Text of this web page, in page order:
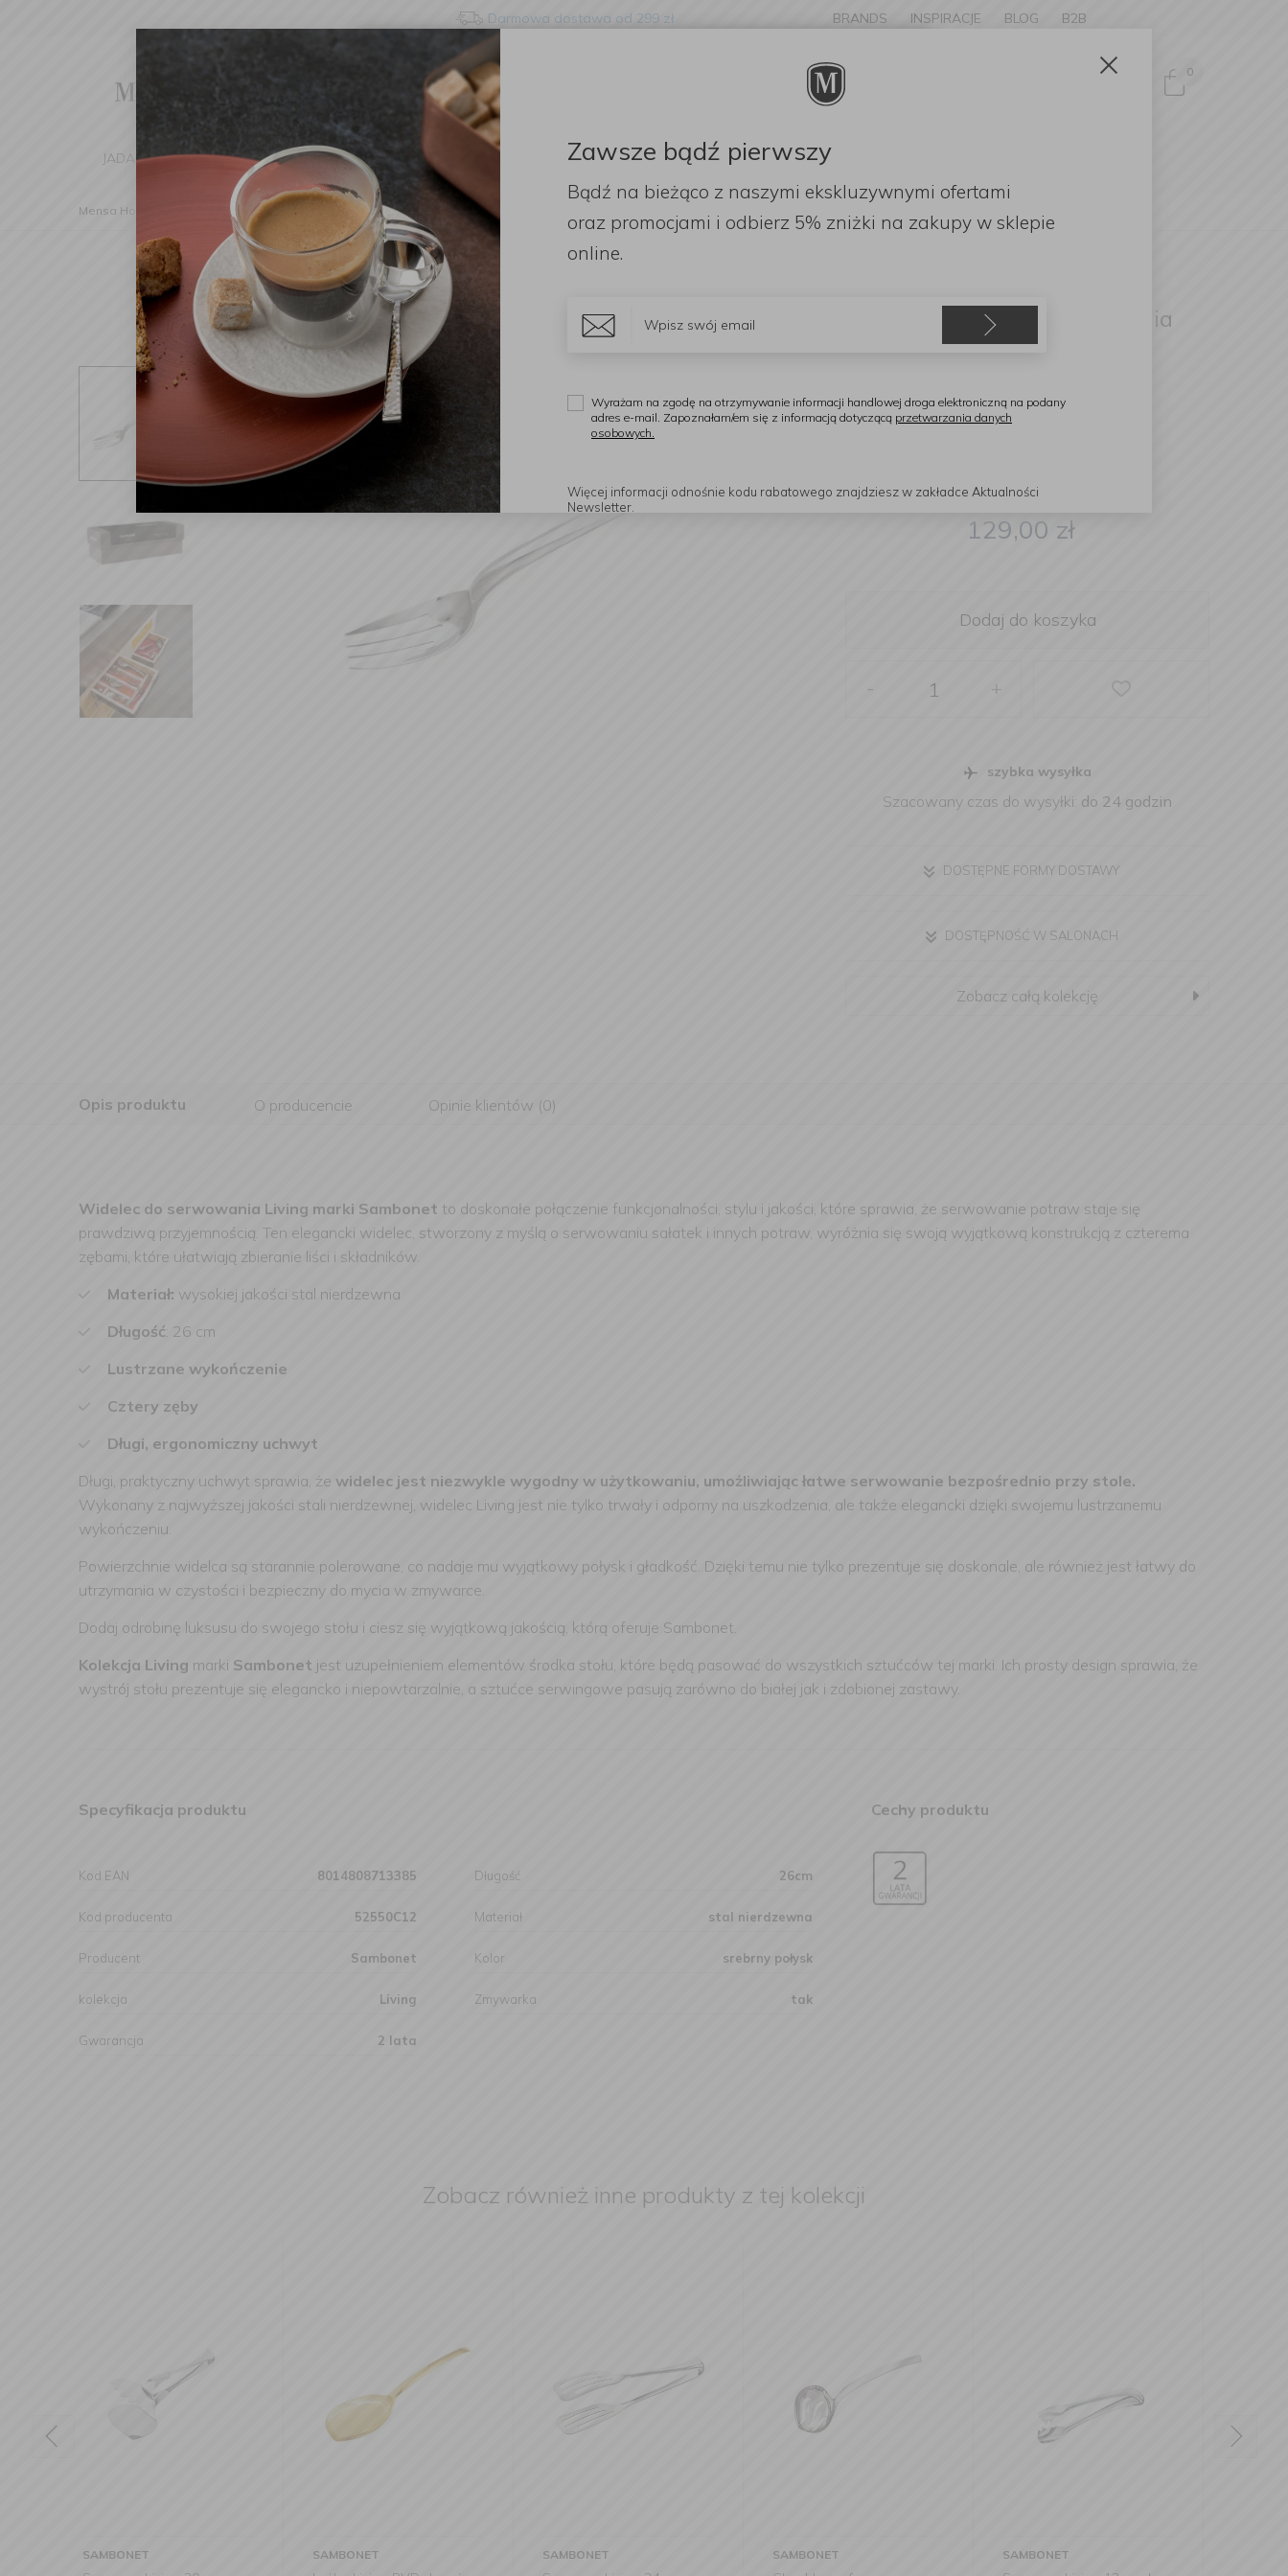
Darmowa dostawa od 299 zł BRANDS INSPIRACJE BLOG B2B
0
JADALNIA KUCHNIA DOM DEKORACJE ZAPACHY DODATKI OGRÓD
Mensa Home Nakrycie stołu Sztućce Elementy uzupełniające
Widelec Living do serwowania
129,00 zł
Dodaj do koszyka
- +
szybka wysyłka
Szacowany czas do wysyłki: do 24 godzin
DOSTĘPNE FORMY DOSTAWY
DOSTĘPNOŚĆ W SALONACH
Zobacz całą kolekcję
Opis produktu O producencie Opinie klientów (0)
Widelec do serwowania Living marki Sambonet to doskonałe połączenie funkcjonalności, stylu i jakości, które sprawia, że serwowanie potraw staje się
prawdziwą przyjemnością. Ten elegancki widelec, stworzony z myślą o serwowaniu sałatek i innych potraw, wyróżnia się swoją wyjątkową konstrukcją z czterema
zębami, które ułatwiają zbieranie liści i składników.
Materiał: wysokiej jakości stal nierdzewna
Długość: 26 cm
Lustrzane wykończenie
Cztery zęby
Długi, ergonomiczny uchwyt
Długi, praktyczny uchwyt sprawia, że widelec jest niezwykle wygodny w użytkowaniu, umożliwiając łatwe serwowanie bezpośrednio przy stole.
Wykonany z najwyższej jakości stali nierdzewnej, widelec Living jest nie tylko trwały i odporny na uszkodzenia, ale także elegancki dzięki swojemu lustrzanemu
wykończeniu.
Powierzchnie widelca są starannie polerowane, co nadaje mu wyjątkowy połysk i gładkość. Dzięki temu nie tylko prezentuje się doskonale, ale również jest łatwy do
utrzymania w czystości i bezpieczny do mycia w zmywarce.
Dodaj odrobinę luksusu do swojego stołu i ciesz się wyjątkową jakością, którą oferuje Sambonet.
Kolekcja Living marki Sambonet jest uzupełnieniem elementów środka stołu, które będą pasować do wszystkich sztućców tej marki. Ich prosty design sprawia, że
wystrój stołu prezentuje się elegancko i niepowtarzalnie, a sztućce serwingowe pasują zarówno do białej jak i zdobionej zastawy.
Specyfikacja produktu
Kod EAN 8014808713385
Kod producenta 52550C12
Producent Sambonet
kolekcja Living
Gwarancja 2 lata
Długość 26cm
Materiał stal nierdzewna
Kolor srebrny połysk
Zmywarka tak
Cechy produktu
Zobacz również inne produkty z tej kolekcji
SAMBONET SAMBONET SAMBONET SAMBONET SAMBONET
Change language?
We've detected that your browser language is not Polish. Would you like to
switch to the English version of our website?
Stay here Switch to English
Zawsze bądź pierwszy
Bądź na bieżąco z naszymi ekskluzywnymi ofertami
oraz promocjami i odbierz 5% zniżki na zakupy w sklepie
online.
Wyrażam na zgodę na otrzymywanie informacji handlowej droga elektroniczną na podany
adres e-mail. Zapoznałam/em się z informacją dotyczącą przetwarzania danych
osobowych.
Więcej informacji odnośnie kodu rabatowego znajdziesz w zakładce Aktualności
Newsletter.